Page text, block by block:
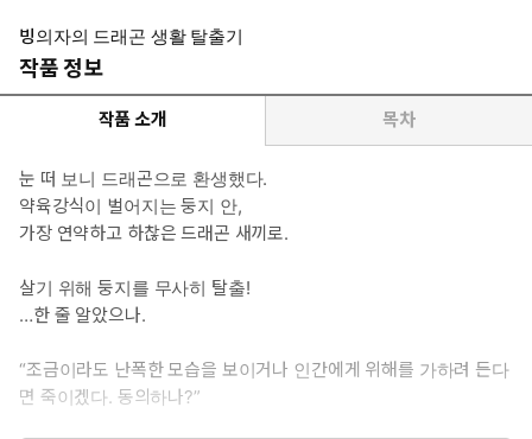
운 똥개 노릇을 자처하면서도 온갖 사고는 다 치고 다니는 사고뭉
치.
*이럴 때 보세요: 얼빠명랑수의 말랑한 짝사랑과 까칠츤데레공의 입
덕 부정기를 보고 싶을 때.
*공감 글귀: “생긴 건 분명 크렘리스 새끼인데 하는 짓은 겁먹은 똥
개 같군.”
빙의자의 드래곤 생활 탈출기
작품 정보
작품 소개 목차
눈 떠 보니 드래곤으로 환생했다.
약육강식이 벌어지는 둥지 안,
가장 연약하고 하찮은 드래곤 새끼로.
살기 위해 둥지를 무사히 탈출!
…한 줄 알았으나.
“조금이라도 난폭한 모습을 보이거나 인간에게 위해를 가하려 든다
면 죽이겠다. 동의하나?”